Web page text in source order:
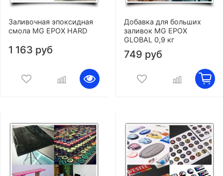
Заливочная эпоксидная
смола MG EPOX HARD
1 163 руб
Добавка для больших
заливок MG EPOX
GLOBAL 0,9 кг
749 руб